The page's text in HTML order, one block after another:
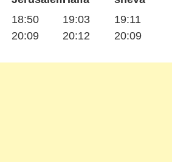
18:50
20:09
19:03
20:12
19:11
20:09